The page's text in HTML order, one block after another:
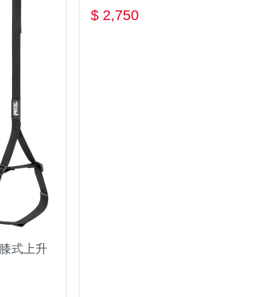
式上升
$ 2,750